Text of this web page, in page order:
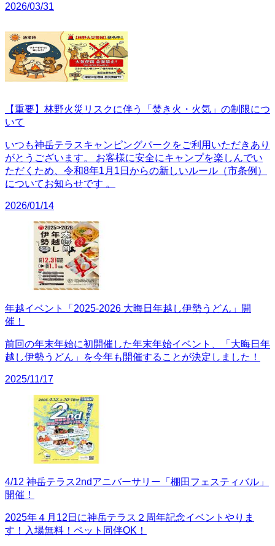
2026/03/31
【重要】林野火災リスクに伴う「焚き火・火気」の制限につ
いて
いつも神岳テラスキャンピングパークをご利用いただきあり
がとうございます。 お客様に安全にキャンプを楽しんでい
ただくため、令和8年1月1日からの新しいルール（市条例）
についてお知らせです 。
2026/01/14
年越イベント「2025-2026 大晦日年越し伊勢うどん」開
催！
前回の年末年始に初開催した年末年始イベント、「大晦日年
越し伊勢うどん」を今年も開催することが決定しました！
2025/11/17
4/12 神岳テラス2ndアニバーサリー「棚田フェスティバル」
開催！
2025年４月12日に神岳テラス２周年記念イベントやりま
す！入場無料！ペット同伴OK！